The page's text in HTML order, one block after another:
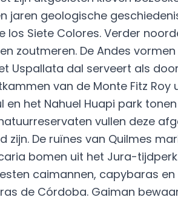
jaren geologische
los Siete Colores. Verder
zoutmeren. De Andes
Uspallata dal serveert als
van de Monte Fitz
en het Nahuel Huapi park
vullen deze
zijn. De ruïnes van Quilmes
bomen uit het Jura-
caimannen, capybaras
de Córdoba. Gaiman